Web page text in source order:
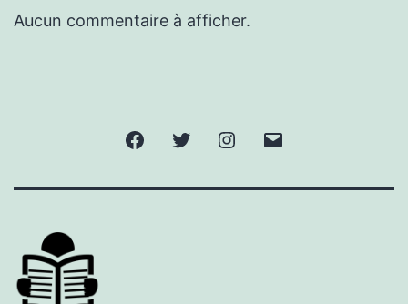
Aucun commentaire à afficher.
FacebookTwitter Instagram